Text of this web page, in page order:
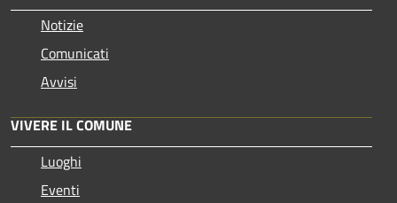
Notizie
Comunicati
Avvisi
VIVERE IL COMUNE
Luoghi
Eventi